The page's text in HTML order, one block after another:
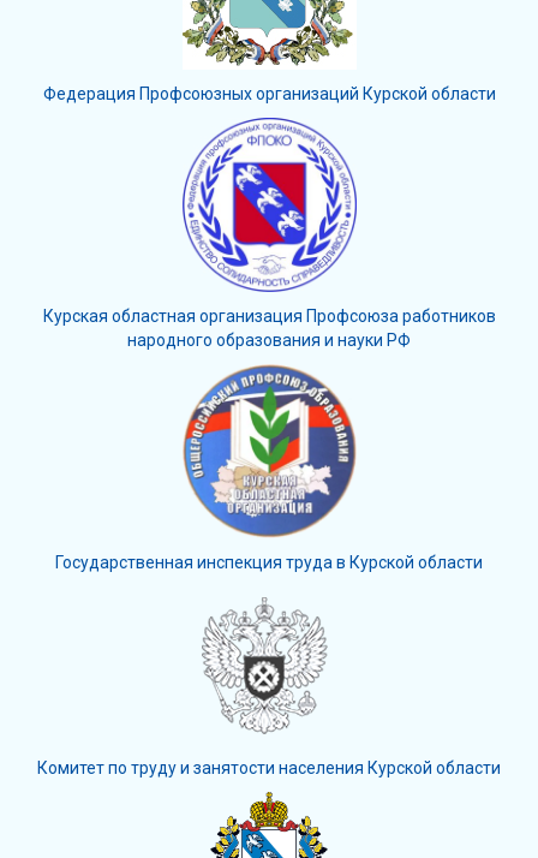
Федерация Профсоюзных организаций Курской области
Курская областная организация Профсоюза работников
народного образования и науки РФ
Государственная инспекция труда в Курской области
Комитет по труду и занятости населения Курской области